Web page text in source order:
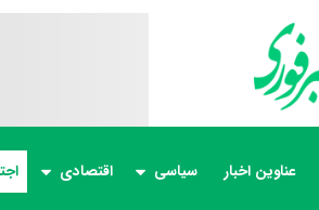
عناوین اخبار سیاسی اقتصادی